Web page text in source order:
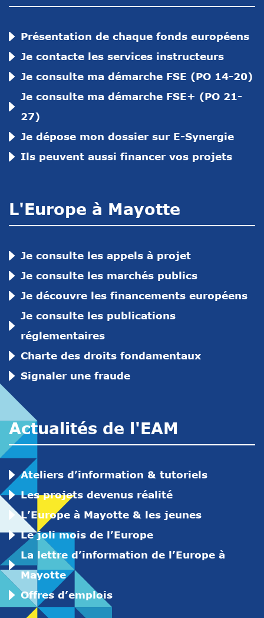
Présentation de chaque fonds européens
Je contacte les services instructeurs
Je consulte ma démarche FSE (PO 14-20)
Je consulte ma démarche FSE+ (PO 21-
27)
Je dépose mon dossier sur E-Synergie
Ils peuvent aussi financer vos projets
L'Europe à Mayotte
Je consulte les appels à projet
Je consulte les marchés publics
Je découvre les financements européens
Je consulte les publications
réglementaires
Charte des droits fondamentaux
Signaler une fraude
Actualités de l'EAM
Ateliers d’information & tutoriels
Les projets devenus réalité
L’Europe à Mayotte & les jeunes
Le joli mois de l’Europe
La lettre d’information de l’Europe à
Mayotte
Offres d’emplois